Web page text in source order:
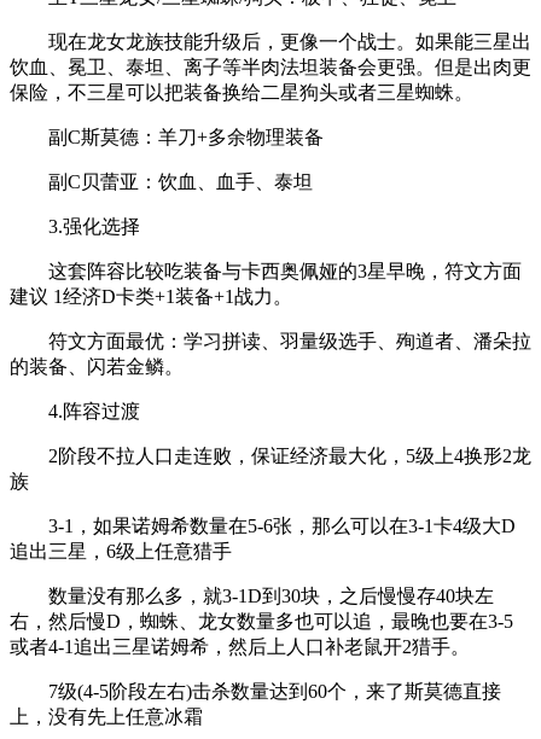
现在龙女龙族技能升级后，更像一个战士。如果能三星出
饮血、冕卫、泰坦、离子等半肉法坦装备会更强。但是出肉更
保险，不三星可以把装备换给二星狗头或者三星蜘蛛。
副C斯莫德：羊刀+多余物理装备
副C贝蕾亚：饮血、血手、泰坦
3.强化选择
这套阵容比较吃装备与卡西奥佩娅的3星早晚，符文方面
建议 1经济D卡类+1装备+1战力。
符文方面最优：学习拼读、羽量级选手、殉道者、潘朵拉
的装备、闪若金鳞。
4.阵容过渡
2阶段不拉人口走连败，保证经济最大化，5级上4换形2龙
族
3-1，如果诺姆希数量在5-6张，那么可以在3-1卡4级大D
追出三星，6级上任意猎手
数量没有那么多，就3-1D到30块，之后慢慢存40块左
右，然后慢D，蜘蛛、龙女数量多也可以追，最晚也要在3-5
或者4-1追出三星诺姆希，然后上人口补老鼠开2猎手。
7级(4-5阶段左右)击杀数量达到60个，来了斯莫德直接
上，没有先上任意冰霜